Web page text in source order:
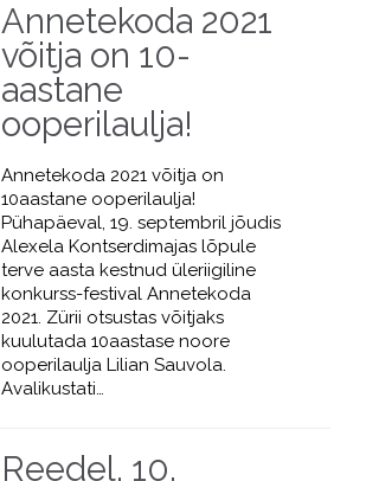
Annetekoda 2021
võitja on 10-
aastane
ooperilaulja!
Annetekoda 2021 võitja on
10aastane ooperilaulja!
Pühapäeval, 19. septembril jõudis
Alexela Kontserdimajas lõpule
terve aasta kestnud üleriigiline
konkurss-festival Annetekoda
2021. Zürii otsustas võitjaks
kuulutada 10aastase noore
ooperilaulja Lilian Sauvola.
Avalikustati…
Reedel, 10.